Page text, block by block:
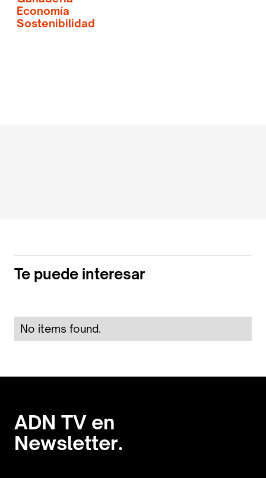
Economía
Sostenibilidad
Te puede interesar
No items found.
ADN TV en
Newsletter.